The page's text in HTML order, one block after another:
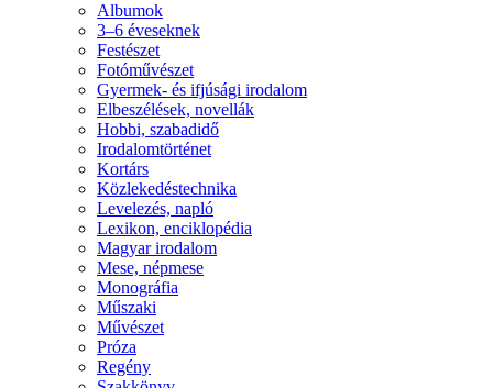
Albumok
3–6 éveseknek
Festészet
Fotóművészet
Gyermek- és ifjúsági irodalom
Elbeszélések, novellák
Hobbi, szabadidő
Irodalomtörténet
Kortárs
Közlekedéstechnika
Levelezés, napló
Lexikon, enciklopédia
Magyar irodalom
Mese, népmese
Monográfia
Műszaki
Művészet
Próza
Regény